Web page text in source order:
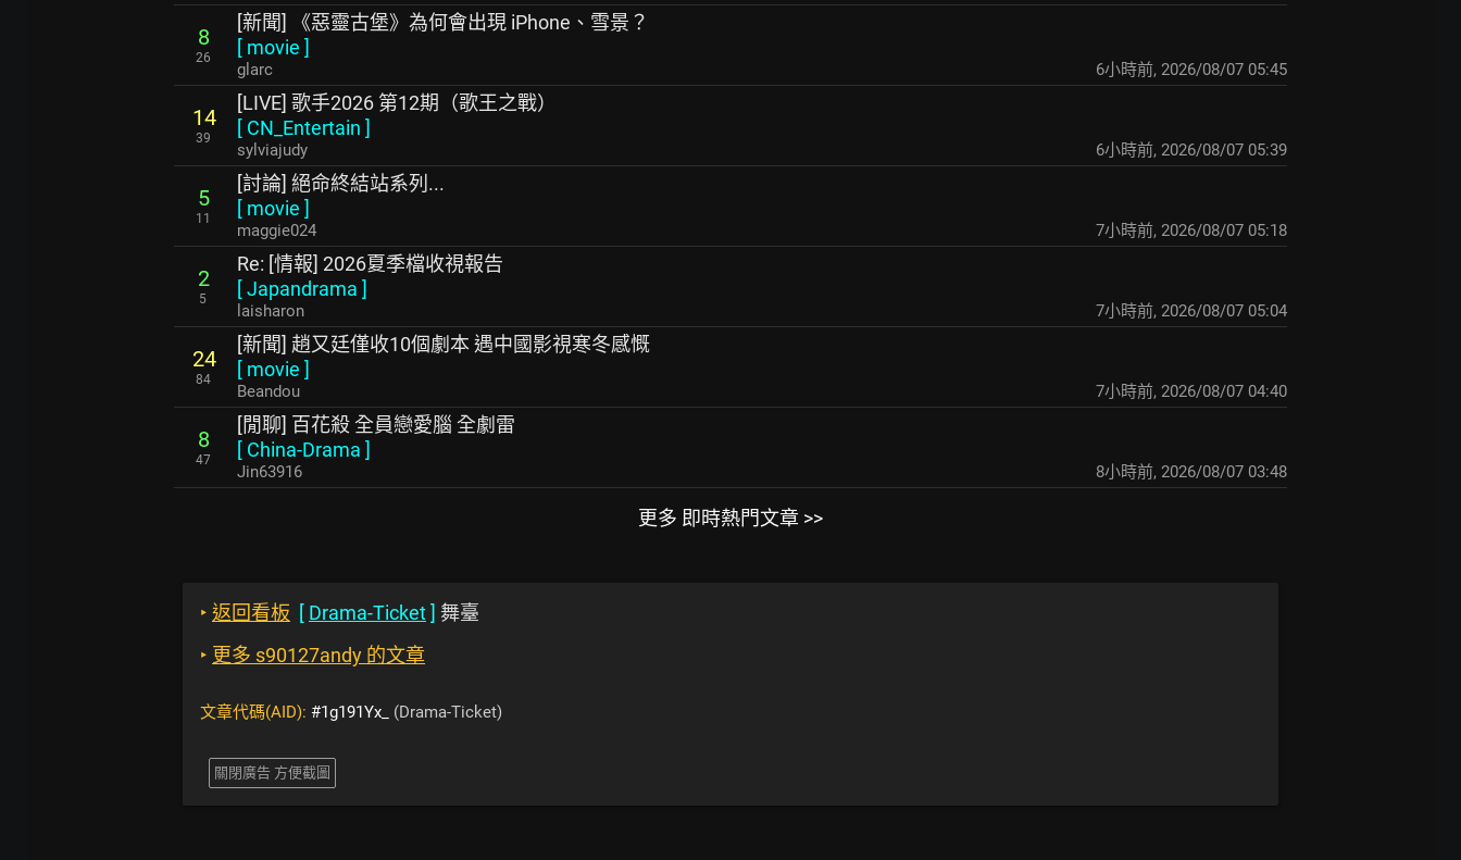
8
26
[新聞] 《惡靈古堡》為何會出現 iPhone、雪景？
[ movie ]
glarc 6小時前, 2026/08/07 05:45
14
39
[LIVE] 歌手2026 第12期（歌王之戰）
[ CN_Entertain ]
sylviajudy 6小時前, 2026/08/07 05:39
5
11
[討論] 絕命終結站系列...
[ movie ]
maggie024 7小時前, 2026/08/07 05:18
2
5
Re: [情報] 2026夏季檔收視報告
[Japandrama ]
laisharon 7小時前, 2026/08/07 05:04
24
84
[新聞] 趙又廷僅收10個劇本 遇中國影視寒冬感慨
[ movie ]
Beandou 7小時前, 2026/08/07 04:40
8
47
[閒聊] 百花殺 全員戀愛腦 全劇雷
[ China-Drama ]
Jin63916 8小時前, 2026/08/07 03:48
更多 即時熱門文章 >>
‣ 返回看板 [ Drama-Ticket] 舞臺
‣ 更多 s90127andy 的文章
文章代碼(AID): #1g191Yx_ (Drama-Ticket)
關閉廣告 方便截圖